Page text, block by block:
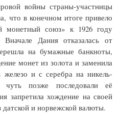
войны страны-участницы
что в конечном итоге привело
монетный союз» к 1926 году
Вначале Дания отказалась от
на бумажные банкноты,
монет из золота и заменила
и с серебра на никель-
чуть позже последовали её
запретила хождение на своей
и норвежской валюты.